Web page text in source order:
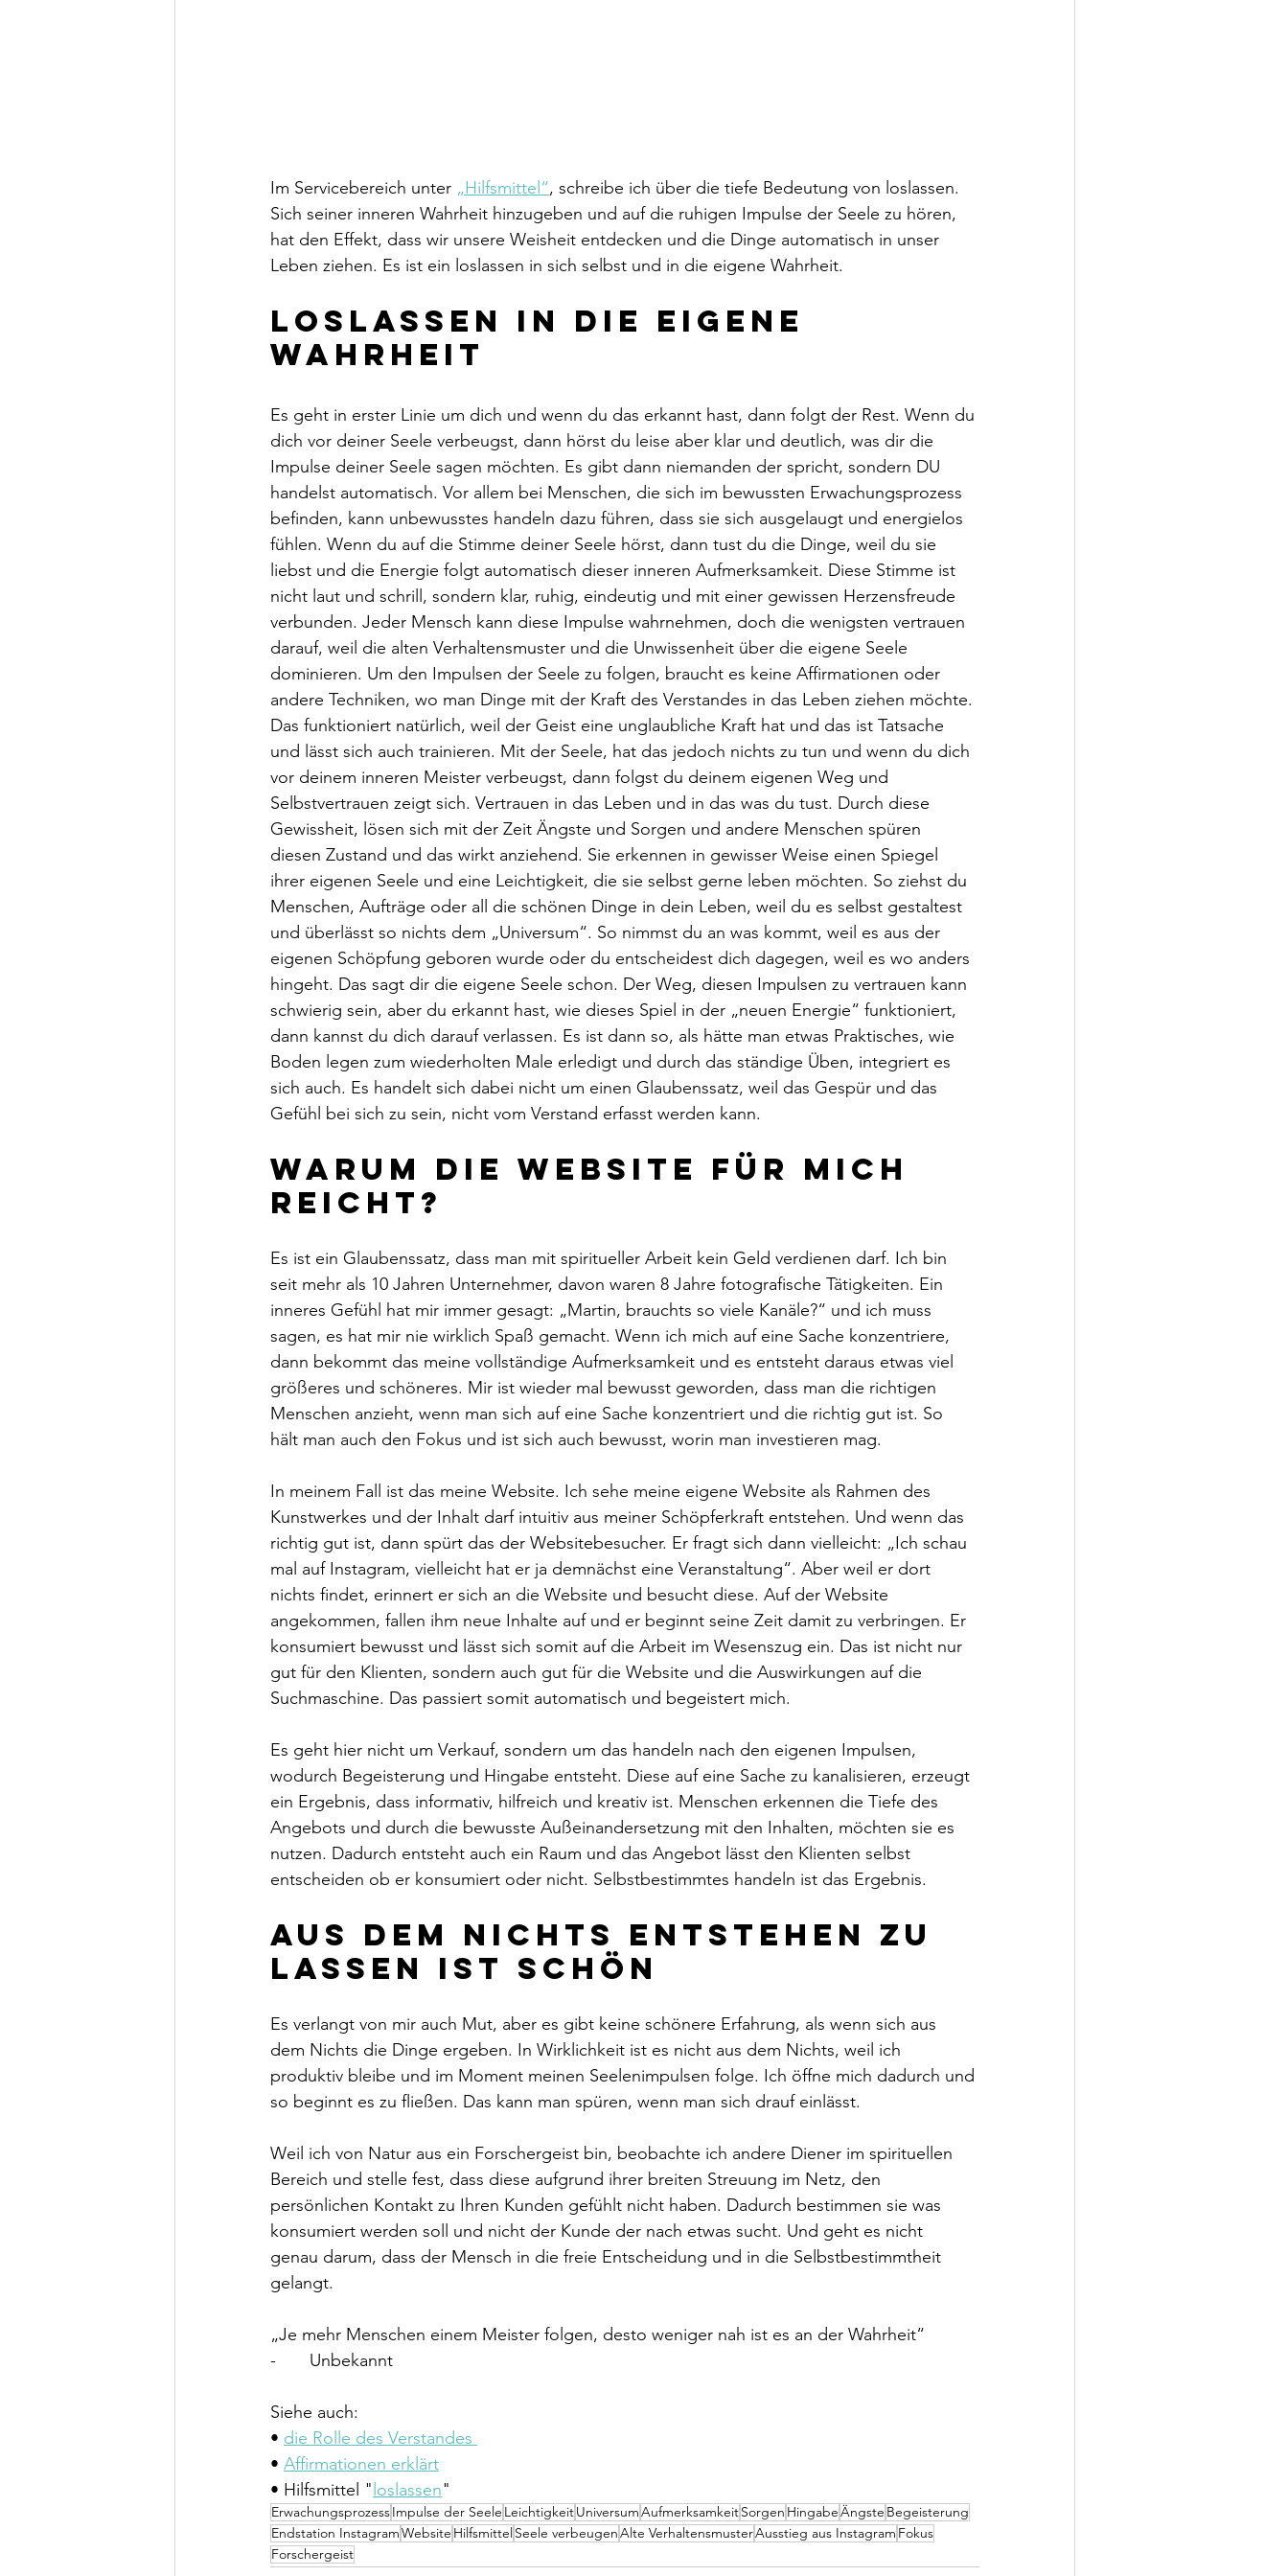
Im Servicebereich unter „Hilfsmittel“, schreibe ich über die tiefe Bedeutung von loslassen.
Sich seiner inneren Wahrheit hinzugeben und auf die ruhigen Impulse der Seele zu hören,
hat den Effekt, dass wir unsere Weisheit entdecken und die Dinge automatisch in unser
Leben ziehen. Es ist ein loslassen in sich selbst und in die eigene Wahrheit.
Loslassen in die eigene
Wahrheit
Es geht in erster Linie um dich und wenn du das erkannt hast, dann folgt der Rest. Wenn du
dich vor deiner Seele verbeugst, dann hörst du leise aber klar und deutlich, was dir die
Impulse deiner Seele sagen möchten. Es gibt dann niemanden der spricht, sondern DU
handelst automatisch. Vor allem bei Menschen, die sich im bewussten Erwachungsprozess
befinden, kann unbewusstes handeln dazu führen, dass sie sich ausgelaugt und energielos
fühlen. Wenn du auf die Stimme deiner Seele hörst, dann tust du die Dinge, weil du sie
liebst und die Energie folgt automatisch dieser inneren Aufmerksamkeit. Diese Stimme ist
nicht laut und schrill, sondern klar, ruhig, eindeutig und mit einer gewissen Herzensfreude
verbunden. Jeder Mensch kann diese Impulse wahrnehmen, doch die wenigsten vertrauen
darauf, weil die alten Verhaltensmuster und die Unwissenheit über die eigene Seele
dominieren. Um den Impulsen der Seele zu folgen, braucht es keine Affirmationen oder
andere Techniken, wo man Dinge mit der Kraft des Verstandes in das Leben ziehen möchte.
Das funktioniert natürlich, weil der Geist eine unglaubliche Kraft hat und das ist Tatsache
und lässt sich auch trainieren. Mit der Seele, hat das jedoch nichts zu tun und wenn du dich
vor deinem inneren Meister verbeugst, dann folgst du deinem eigenen Weg und
Selbstvertrauen zeigt sich. Vertrauen in das Leben und in das was du tust. Durch diese
Gewissheit, lösen sich mit der Zeit Ängste und Sorgen und andere Menschen spüren
diesen Zustand und das wirkt anziehend. Sie erkennen in gewisser Weise einen Spiegel
ihrer eigenen Seele und eine Leichtigkeit, die sie selbst gerne leben möchten. So ziehst du
Menschen, Aufträge oder all die schönen Dinge in dein Leben, weil du es selbst gestaltest
und überlässt so nichts dem „Universum“. So nimmst du an was kommt, weil es aus der
eigenen Schöpfung geboren wurde oder du entscheidest dich dagegen, weil es wo anders
hingeht. Das sagt dir die eigene Seele schon. Der Weg, diesen Impulsen zu vertrauen kann
schwierig sein, aber du erkannt hast, wie dieses Spiel in der „neuen Energie“ funktioniert,
dann kannst du dich darauf verlassen. Es ist dann so, als hätte man etwas Praktisches, wie
Boden legen zum wiederholten Male erledigt und durch das ständige Üben, integriert es
sich auch. Es handelt sich dabei nicht um einen Glaubenssatz, weil das Gespür und das
Gefühl bei sich zu sein, nicht vom Verstand erfasst werden kann.
Warum die Website für mich
reicht?
Es ist ein Glaubenssatz, dass man mit spiritueller Arbeit kein Geld verdienen darf. Ich bin
seit mehr als 10 Jahren Unternehmer, davon waren 8 Jahre fotografische Tätigkeiten. Ein
inneres Gefühl hat mir immer gesagt: „Martin, brauchts so viele Kanäle?“ und ich muss
sagen, es hat mir nie wirklich Spaß gemacht. Wenn ich mich auf eine Sache konzentriere,
dann bekommt das meine vollständige Aufmerksamkeit und es entsteht daraus etwas viel
größeres und schöneres. Mir ist wieder mal bewusst geworden, dass man die richtigen
Menschen anzieht, wenn man sich auf eine Sache konzentriert und die richtig gut ist. So
hält man auch den Fokus und ist sich auch bewusst, worin man investieren mag.
In meinem Fall ist das meine Website. Ich sehe meine eigene Website als Rahmen des
Kunstwerkes und der Inhalt darf intuitiv aus meiner Schöpferkraft entstehen. Und wenn das
richtig gut ist, dann spürt das der Websitebesucher. Er fragt sich dann vielleicht: „Ich schau
mal auf Instagram, vielleicht hat er ja demnächst eine Veranstaltung“. Aber weil er dort
nichts findet, erinnert er sich an die Website und besucht diese. Auf der Website
angekommen, fallen ihm neue Inhalte auf und er beginnt seine Zeit damit zu verbringen. Er
konsumiert bewusst und lässt sich somit auf die Arbeit im Wesenszug ein. Das ist nicht nur
gut für den Klienten, sondern auch gut für die Website und die Auswirkungen auf die
Suchmaschine. Das passiert somit automatisch und begeistert mich.
Es geht hier nicht um Verkauf, sondern um das handeln nach den eigenen Impulsen,
wodurch Begeisterung und Hingabe entsteht. Diese auf eine Sache zu kanalisieren, erzeugt
ein Ergebnis, dass informativ, hilfreich und kreativ ist. Menschen erkennen die Tiefe des
Angebots und durch die bewusste Außeinandersetzung mit den Inhalten, möchten sie es
nutzen. Dadurch entsteht auch ein Raum und das Angebot lässt den Klienten selbst
entscheiden ob er konsumiert oder nicht. Selbstbestimmtes handeln ist das Ergebnis.
Aus dem nichts entstehen zu
lassen ist schön
Es verlangt von mir auch Mut, aber es gibt keine schönere Erfahrung, als wenn sich aus
dem Nichts die Dinge ergeben. In Wirklichkeit ist es nicht aus dem Nichts, weil ich
produktiv bleibe und im Moment meinen Seelenimpulsen folge. Ich öffne mich dadurch und
so beginnt es zu fließen. Das kann man spüren, wenn man sich drauf einlässt.
Weil ich von Natur aus ein Forschergeist bin, beobachte ich andere Diener im spirituellen
Bereich und stelle fest, dass diese aufgrund ihrer breiten Streuung im Netz, den
persönlichen Kontakt zu Ihren Kunden gefühlt nicht haben. Dadurch bestimmen sie was
konsumiert werden soll und nicht der Kunde der nach etwas sucht. Und geht es nicht
genau darum, dass der Mensch in die freie Entscheidung und in die Selbstbestimmtheit
gelangt.
„Je mehr Menschen einem Meister folgen, desto weniger nah ist es an der Wahrheit“
-       Unbekannt
Siehe auch:
• die Rolle des Verstandes
• Affirmationen erklärt
• Hilfsmittel " loslassen"
ErwachungsprozessImpulse der Seele LeichtigkeitUniversumAufmerksamkeitSorgen HingabeÄngste Begeisterung
Endstation InstagramWebsite HilfsmittelSeele verbeugenAlte VerhaltensmusterAusstieg aus Instagram Fokus
Forschergeist